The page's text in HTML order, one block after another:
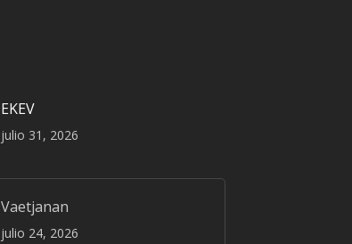
EKEV
julio 31, 2026
Vaetjanan
julio 24, 2026